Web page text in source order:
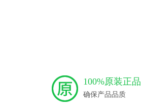
100%原装正品
确保产品品质